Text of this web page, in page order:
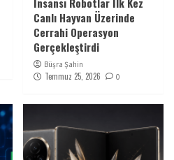
Canlı Hayvan Üzerinde
Cerrahi Operasyon
Gerçekleştirdi
Büşra Şahin
Temmuz 25, 2026 0